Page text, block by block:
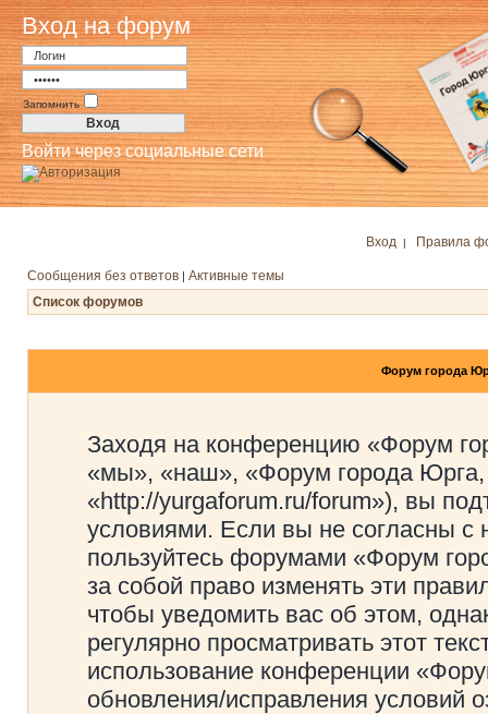
Вход на форум
Запомнить
Войти через социальные сети
Вход | Правила
Сообщения без ответов | Активные темы
Список форумов
Форум города
Заходя на конференцию «Форум
«мы», «наш», «Форум города
«http://yurgaforum.ru/forum»), вы
условиями. Если вы не согласны с
пользуйтесь форумами «Форум
за собой право изменять эти
чтобы уведомить вас об этом,
регулярно просматривать этот
использование конференции
обновления/исправления условий